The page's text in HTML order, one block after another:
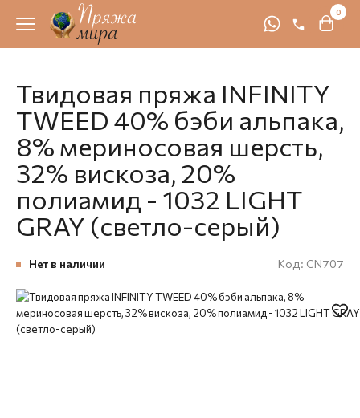
0
Твидовая пряжа INFINITY
TWEED 40% бэби альпака,
8% мериносовая шерсть,
32% вискоза, 20%
полиамид - 1032 LIGHT
GRAY (светло-серый)
Нет в наличии Код: CN707